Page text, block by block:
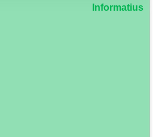
Informatius